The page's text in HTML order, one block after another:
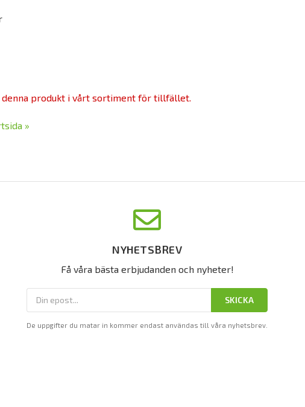
denna produkt i vårt sortiment för tillfället.
»
NYHETSBREV
Få våra bästa erbjudanden och nyheter!
SKICKA
De uppgifter du matar in kommer endast användas till våra nyhetsbrev.